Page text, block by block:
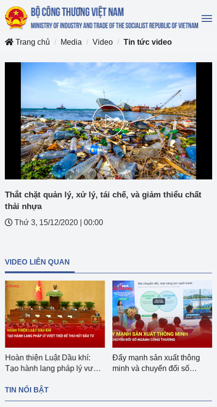
Trang chủ
Media Video Tin tức video
Play
Video
Thắt chặt quản lý, xử lý, tái chế, và giảm thiểu chất
thải nhựa
Thứ 3, 15/12/2020 00:00
VIDEO LIÊN QUAN
Hoàn thiện Luật Dầu khí:
Tạo hành lang pháp lý vượt
Đẩy mạnh sản xuất thông
minh và chuyển đổi số
TIN NỔI BẬT